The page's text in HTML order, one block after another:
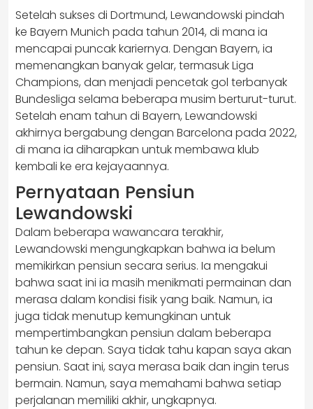
Setelah sukses di Dortmund, Lewandowski pindah
ke Bayern Munich pada tahun 2014, di mana ia
mencapai puncak kariernya. Dengan Bayern, ia
memenangkan banyak gelar, termasuk Liga
Champions, dan menjadi pencetak gol terbanyak
Bundesliga selama beberapa musim berturut-turut.
Setelah enam tahun di Bayern, Lewandowski
akhirnya bergabung dengan Barcelona pada 2022,
di mana ia diharapkan untuk membawa klub
kembali ke era kejayaannya.
Pernyataan Pensiun
Lewandowski
Dalam beberapa wawancara terakhir,
Lewandowski mengungkapkan bahwa ia belum
memikirkan pensiun secara serius. Ia mengakui
bahwa saat ini ia masih menikmati permainan dan
merasa dalam kondisi fisik yang baik. Namun, ia
juga tidak menutup kemungkinan untuk
mempertimbangkan pensiun dalam beberapa
tahun ke depan. Saya tidak tahu kapan saya akan
pensiun. Saat ini, saya merasa baik dan ingin terus
bermain. Namun, saya memahami bahwa setiap
perjalanan memiliki akhir, ungkapnya.